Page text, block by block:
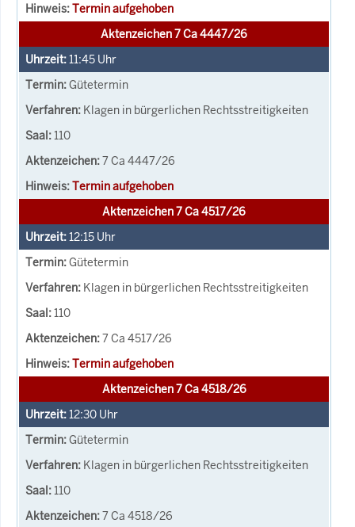
Termin aufgehoben
Aktenzeichen 7 Ca 4447/26
11:45 Uhr
Gütetermin
Klagen in bürgerlichen Rechtsstreitigkeiten
110
7 Ca 4447/26
Termin aufgehoben
Aktenzeichen 7 Ca 4517/26
12:15 Uhr
Gütetermin
Klagen in bürgerlichen Rechtsstreitigkeiten
110
7 Ca 4517/26
Termin aufgehoben
Aktenzeichen 7 Ca 4518/26
12:30 Uhr
Gütetermin
Klagen in bürgerlichen Rechtsstreitigkeiten
110
7 Ca 4518/26